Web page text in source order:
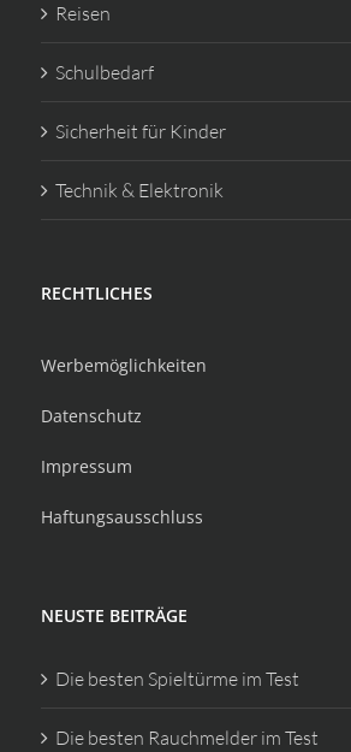
Reisen
Schulbedarf
Sicherheit für Kinder
Technik & Elektronik
RECHTLICHES
Werbemöglichkeiten
Datenschutz
Impressum
Haftungsausschluss
NEUSTE BEITRÄGE
Die besten Spieltürme im Test
Die besten Rauchmelder im Test